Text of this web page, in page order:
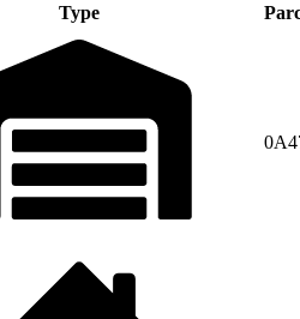
Type